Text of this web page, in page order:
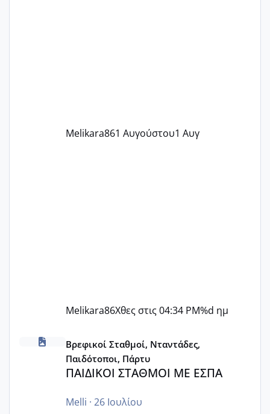
Melikara861 Αυγούστου1 Αυγ
Melikara86Χθες στις 04:34 PM%d ημ
ΠΑΙΔΙΚΟΙ ΣΤΑΘΜΟΙ ΜΕ ΕΣΠΑ
Βρεφικοί Σταθμοί, Νταντάδες,
Παιδότοποι, Πάρτυ
ΠΑΙΔΙΚΟΙ ΣΤΑΘΜΟΙ ΜΕ ΕΣΠΑ
Melli · 26 Ιουλίου